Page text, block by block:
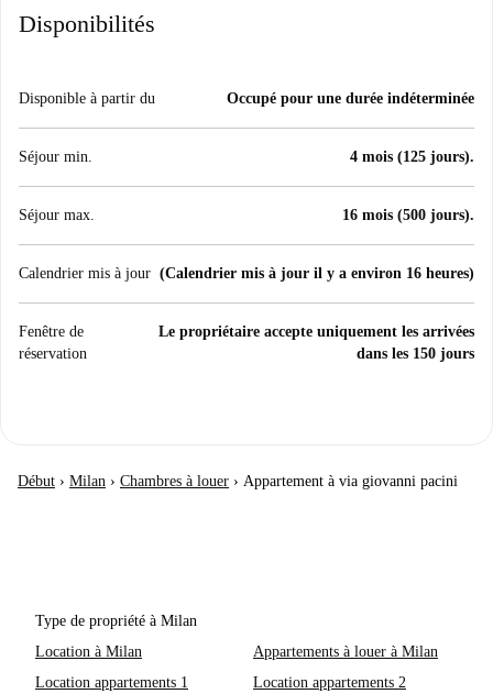
Disponibilités
Disponible à partir du Occupé pour une durée indéterminée
Séjour min. 4 mois (125 jours).
Séjour max. 16 mois (500 jours).
Calendrier mis à jour (Calendrier mis à jour il y a environ 16 heures)
Fenêtre de
réservation
Le propriétaire accepte uniquement les arrivées
dans les 150 jours
Début › Milan › Chambres à louer › Appartement à via giovanni pacini
Type de propriété à Milan
Location à Milan
Appartements à louer à Milan
Location appartements 1
Location appartements 2